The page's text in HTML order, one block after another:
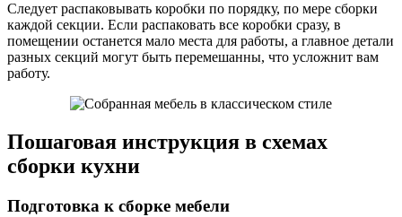
Следует распаковывать коробки по порядку, по мере сборки
каждой секции. Если распаковать все коробки сразу, в
помещении останется мало места для работы, а главное детали
разных секций могут быть перемешанны, что усложнит вам
работу.
Пошаговая инструкция в схемах
сборки кухни
Подготовка к сборке мебели